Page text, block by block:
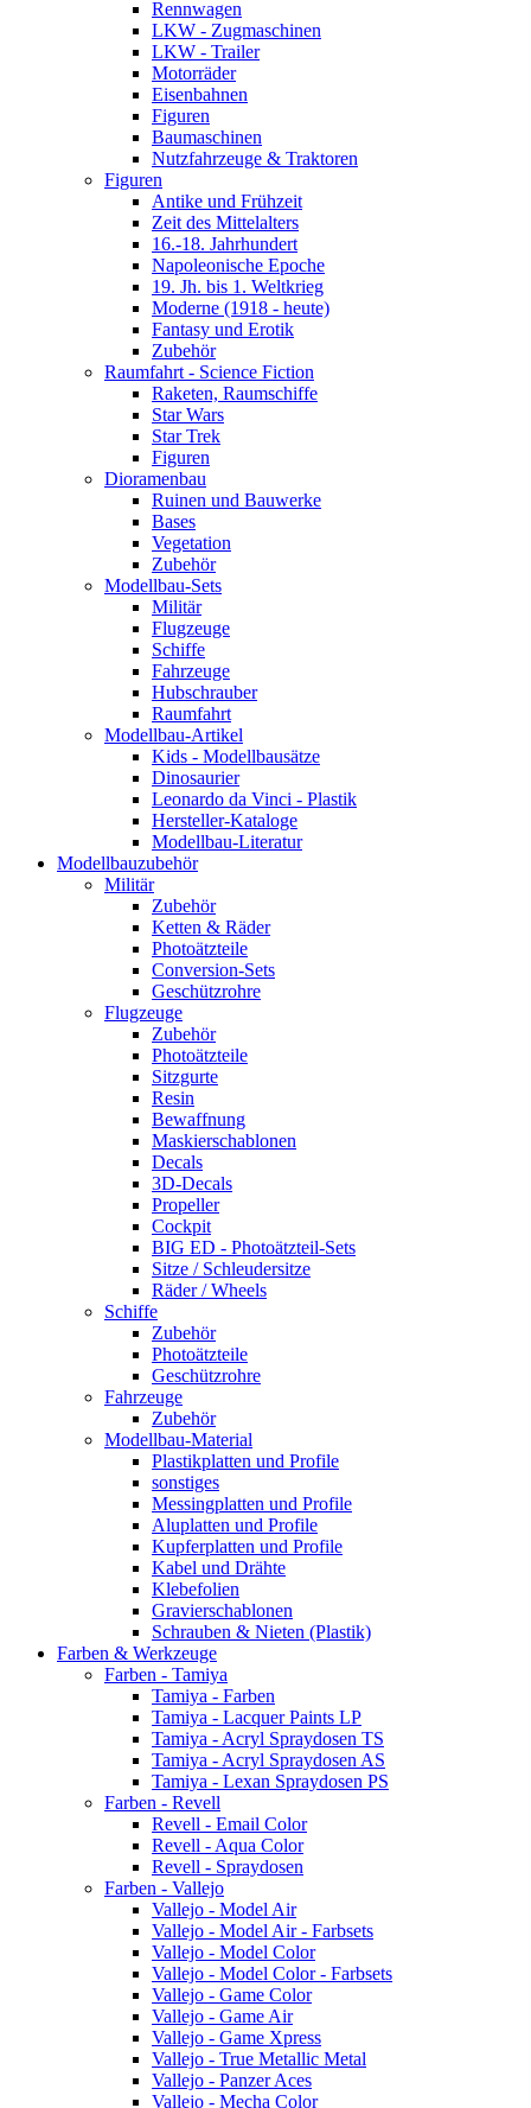
Rennwagen
LKW - Zugmaschinen
LKW - Trailer
Motorräder
Eisenbahnen
Figuren
Baumaschinen
Nutzfahrzeuge & Traktoren
Figuren
Antike und Frühzeit
Zeit des Mittelalters
16.-18. Jahrhundert
Napoleonische Epoche
19. Jh. bis 1. Weltkrieg
Moderne (1918 - heute)
Fantasy und Erotik
Zubehör
Raumfahrt - Science Fiction
Raketen, Raumschiffe
Star Wars
Star Trek
Figuren
Dioramenbau
Ruinen und Bauwerke
Bases
Vegetation
Zubehör
Modellbau-Sets
Militär
Flugzeuge
Schiffe
Fahrzeuge
Hubschrauber
Raumfahrt
Modellbau-Artikel
Kids - Modellbausätze
Dinosaurier
Leonardo da Vinci - Plastik
Hersteller-Kataloge
Modellbau-Literatur
Modellbauzubehör
Militär
Zubehör
Ketten & Räder
Photoätzteile
Conversion-Sets
Geschützrohre
Flugzeuge
Zubehör
Photoätzteile
Sitzgurte
Resin
Bewaffnung
Maskierschablonen
Decals
3D-Decals
Propeller
Cockpit
BIG ED - Photoätzteil-Sets
Sitze / Schleudersitze
Räder / Wheels
Schiffe
Zubehör
Photoätzteile
Geschützrohre
Fahrzeuge
Zubehör
Modellbau-Material
Plastikplatten und Profile
sonstiges
Messingplatten und Profile
Aluplatten und Profile
Kupferplatten und Profile
Kabel und Drähte
Klebefolien
Gravierschablonen
Schrauben & Nieten (Plastik)
Farben & Werkzeuge
Farben - Tamiya
Tamiya - Farben
Tamiya - Lacquer Paints LP
Tamiya - Acryl Spraydosen TS
Tamiya - Acryl Spraydosen AS
Tamiya - Lexan Spraydosen PS
Farben - Revell
Revell - Email Color
Revell - Aqua Color
Revell - Spraydosen
Farben - Vallejo
Vallejo - Model Air
Vallejo - Model Air - Farbsets
Vallejo - Model Color
Vallejo - Model Color - Farbsets
Vallejo - Game Color
Vallejo - Game Air
Vallejo - Game Xpress
Vallejo - True Metallic Metal
Vallejo - Panzer Aces
Vallejo - Mecha Color